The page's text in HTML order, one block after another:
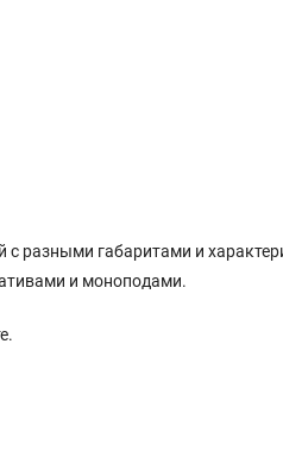
разными габаритами и
и моноподами.